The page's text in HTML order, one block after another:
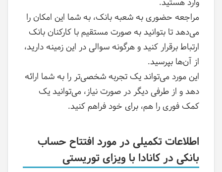
مراجعه حضوری به شعبه بانک، به شما این امکان را
می‌دهد تا بتوانید به صورت مستقیم با کارکنان بانک
ارتباط برقرار کنید و هرگونه سوالی در این زمینه دارید،
از آن‌ها بپرسید.
این مورد می‌تواند یک تجربه شخصی‌تر را به شما ارائه
دهد و از طرفی دیگر در صورت نیاز، می‌توانید یک
کمک فوری را هم، برای خود فراهم کنید.
اطلاعات تکمیلی در مورد افتتاح حساب
بانکی در کانادا با ویزای توریستی